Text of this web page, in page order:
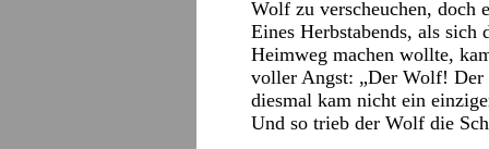
Wolf zu verscheuchen, doch
Eines Herbstabends, als
Heimweg machen wollte,
voller Angst: „Der Wolf!
diesmal kam nicht ein
Und so trieb der Wolf die